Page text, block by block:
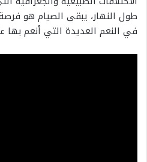
طول النهار، يبقى الصيام هو
في النعم العديدة التي أنعم بها